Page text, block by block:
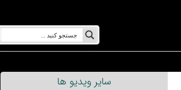
سایر ویدیو ها